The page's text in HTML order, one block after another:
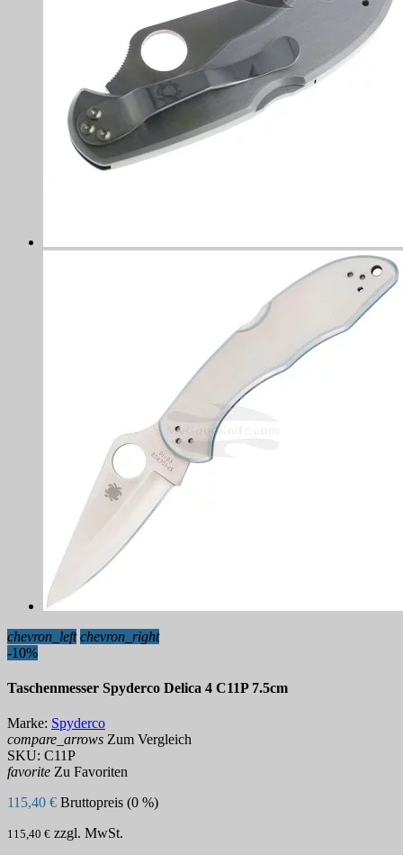
chevron_left chevron_right
-10%
Taschenmesser Spyderco Delica 4 C11P 7.5cm
Marke: Spyderco
compare_arrows Zum Vergleich
SKU: C11P
favorite Zu Favoriten
115,40 € Bruttopreis (0 %)
115,40 € zzgl. MwSt.